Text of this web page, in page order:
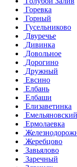
Горевка
Горный
Гусельниково
Двуречье
Дивинка
Довольное
Дорогино
Дружный
Евсино
Елбань
Елбаши
Елизаветинка
Емельяновский
Ермолаевка
Жеребцово
Завьялово
Заречный